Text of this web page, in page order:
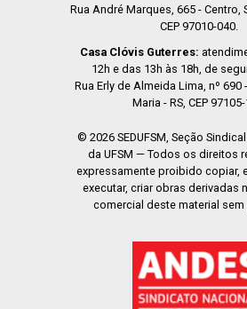
Rua André Marques, 665 - Centro,
CEP 97010-040.
Casa Clóvis Guterres:
12h e das 13h às 18h, de
Rua Erly de Almeida Lima, nº 690
Maria - RS, CEP 97105-
© 2026 SEDUFSM, Seção
da UFSM — Todos os direitos
expressamente proibido copiar,
executar, criar obras derivadas
comercial deste material sem